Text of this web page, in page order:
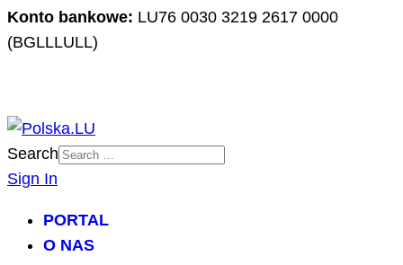
Konto bankowe: LU76 0030 3219 2617 0000
(BGLLLULL)
Search
Sign In
PORTAL
O NAS